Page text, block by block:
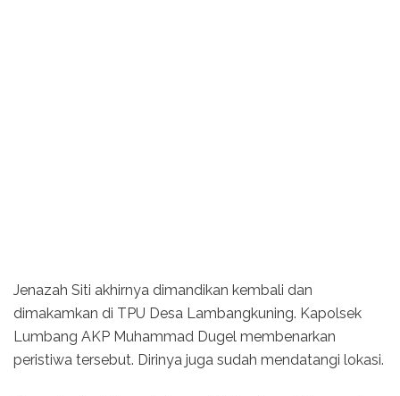
Jenazah Siti akhirnya dimandikan kembali dan
dimakamkan di TPU Desa Lambangkuning. Kapolsek
Lumbang AKP Muhammad Dugel membenarkan
peristiwa tersebut. Dirinya juga sudah mendatangi lokasi.